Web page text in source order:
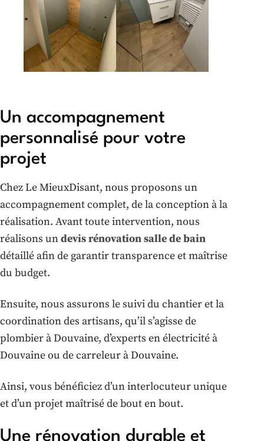
Un accompagnement
personnalisé pour votre
projet
Chez Le MieuxDisant, nous proposons un
accompagnement complet, de la conception à la
réalisation. Avant toute intervention, nous
réalisons undevis rénovation salle de bain
détaillé afin de garantir transparence et maîtrise
du budget.
Ensuite, nous assurons le suivi du chantier et la
coordination des artisans, qu’il s’agisse de
plombier à Douvaine, d’experts en électricité à
Douvaine ou de carreleur à Douvaine.
Ainsi, vous bénéficiez d’un interlocuteur unique
et d’un projet maîtrisé de bout en bout.
Une rénovation durable et